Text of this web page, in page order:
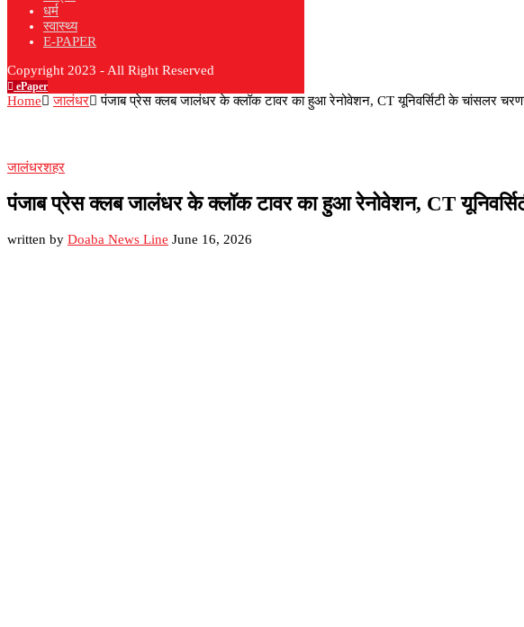
धर्म
स्वास्थ्य
E-PAPER
Copyright 2023 - All Right Reserved
ePaper
Home जालंधर पंजाब प्रेस क्लब जालंधर के क्लॉक टावर का हुआ रेनोवेशन, CT यूनिवर्सिटी के चांसलर
जालंधरशहर
पंजाब प्रेस क्लब जालंधर के क्लॉक टावर का हुआ रेनोवेशन, CT
written by Doaba News Line June 16, 2026